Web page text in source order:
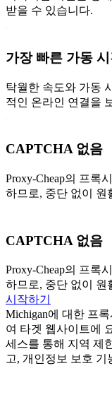
받을 수 있습니다.
가장 빠른 가동
탁월한 속도와 가동
적인 온라인 연결을
CAPTCHA 없음
Proxy-Cheap의 프록
하므로, 중단 없이 원
CAPTCHA 없음
Proxy-Cheap의 프록
하므로, 중단 없이 원
시작하기
Michigan에 대한 프
여 타겟 웹사이트에
세스를 통해 지역 제
고, 개인정보 보호 기